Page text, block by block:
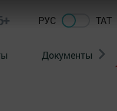
РУС ТАТ
Документы